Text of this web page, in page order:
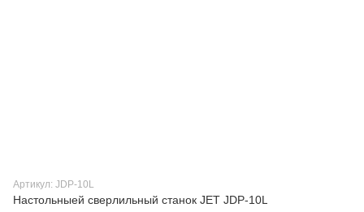
Артикул: JDP-10L
Настольныей сверлильный станок JET JDP-10L